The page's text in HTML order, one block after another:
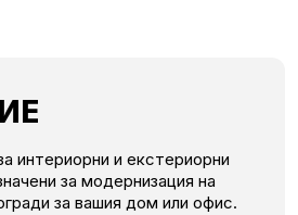
интериорни и екстериорни
за модернизация на
за вашия дом или офис.